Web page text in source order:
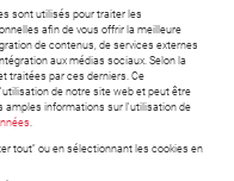
sont utilisés pour traiter les
afin de vous offrir la meilleure
de contenus, de services externes
aux médias sociaux. Selon la
traitées par ces derniers. Ce
de notre site web et peut être
amples informations sur l'utilisation de
tout" ou en sélectionnant les cookies en